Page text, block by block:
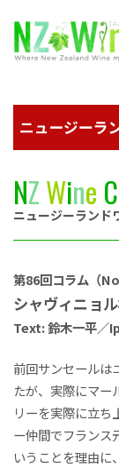
NZWine C
ニュージーランド
第86回コラム（
シャヴィニョ
Text: 鈴木一平／
前回サンセールは
たが、実際にマ
リーを実際に立ち
ー仲間でフランス
いうことを理由